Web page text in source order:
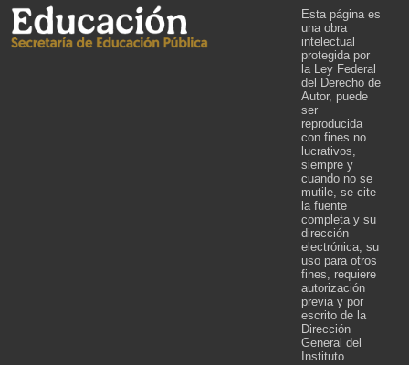
Esta página es
una obra
intelectual
protegida por
la Ley Federal
del Derecho de
Autor, puede
ser
reproducida
con fines no
lucrativos,
siempre y
cuando no se
mutile, se cite
la fuente
completa y su
dirección
electrónica; su
uso para otros
fines, requiere
autorización
previa y por
escrito de la
Dirección
General del
Instituto.